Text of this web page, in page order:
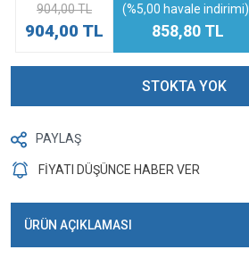
904,00 TL
904,00 TL
(%5,00 havale indirimi)
858,80 TL
STOKTA YOK
PAYLAŞ
FİYATI DÜŞÜNCE HABER VER
ÜRÜN AÇIKLAMASI